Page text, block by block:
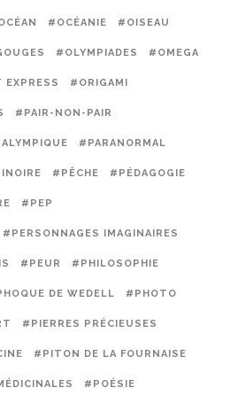
#OCÉANIE #OISEAU
#OLYMPIADES #OMEGA
EXPRESS #ORIGAMI
#PAIR-NON-PAIR
#PARANORMAL
#PÊCHE #PÉDAGOGIE
#PEP
#PERSONNAGES IMAGINAIRES
#PEUR #PHILOSOPHIE
DE WEDELL #PHOTO
#PIERRES PRÉCIEUSES
#PITON DE LA FOURNAISE
#POÉSIE